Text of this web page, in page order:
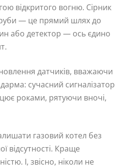
відкритого вогню. Сірник
— це прямий шлях до
або детектор — ось єдино
датчиків, вважаючи
сучасний сигналізатор
роками, рятуючи вночі,
газовий котел без
відсутності. Краще
І, звісно, ніколи не